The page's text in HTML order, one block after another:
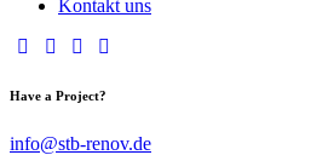
Kontakt uns
Have a Project?
info@stb-renov.de